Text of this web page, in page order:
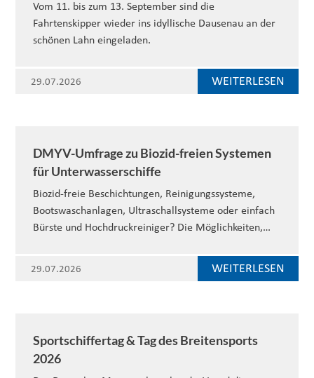
Vom 11. bis zum 13. September sind die
Fahrtenskipper wieder ins idyllische Dausenau an der
schönen Lahn eingeladen.
29.07.2026 WEITERLESEN
DMYV-Umfrage zu Biozid-freien Systemen
für Unterwasserschiffe
Biozid-freie Beschichtungen, Reinigungssysteme,
Bootswaschanlagen, Ultraschallsysteme oder einfach
Bürste und Hochdruckreiniger? Die Möglichkeiten,…
29.07.2026 WEITERLESEN
Sportschiffertag & Tag des Breitensports
2026